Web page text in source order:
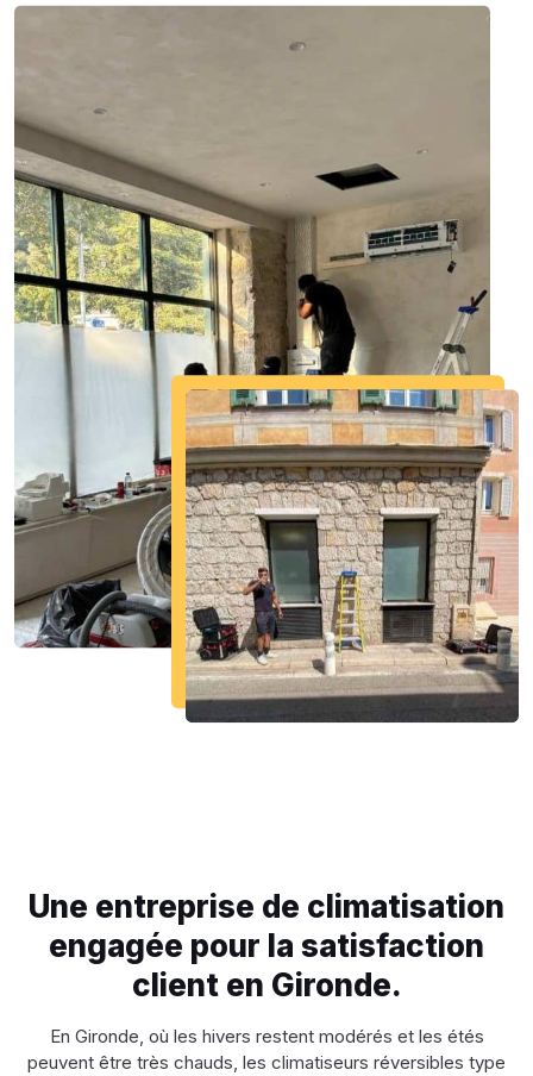
Une entreprise de climatisation
engagée pour la satisfaction
client en Gironde.
En Gironde, où les hivers restent modérés et les étés
peuvent être très chauds, les climatiseurs réversibles type